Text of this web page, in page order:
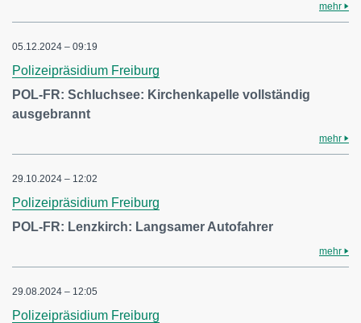
mehr
05.12.2024 – 09:19
Polizeipräsidium Freiburg
POL-FR: Schluchsee: Kirchenkapelle vollständig
ausgebrannt
mehr
29.10.2024 – 12:02
Polizeipräsidium Freiburg
POL-FR: Lenzkirch: Langsamer Autofahrer
mehr
29.08.2024 – 12:05
Polizeipräsidium Freiburg